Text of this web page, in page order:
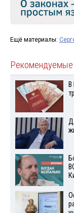
Ещё материалы:
Рекомендуемые